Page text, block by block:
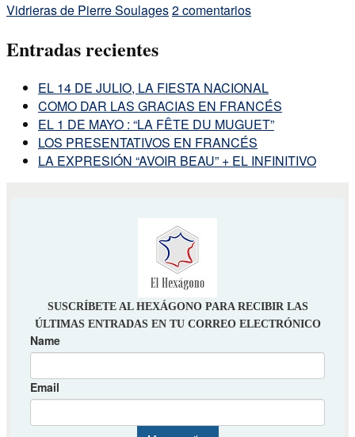
Vidrieras de Pierre Soulages2 comentarios
Entradas recientes
EL 14 DE JULIO, LA FIESTA NACIONAL
COMO DAR LAS GRACIAS EN FRANCÉS
EL 1 DE MAYO : “LA FÊTE DU MUGUET”
LOS PRESENTATIVOS EN FRANCÉS
LA EXPRESIÓN “AVOIR BEAU” + EL INFINITIVO